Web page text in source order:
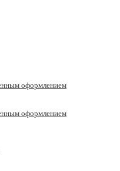
оформлением
оформлением